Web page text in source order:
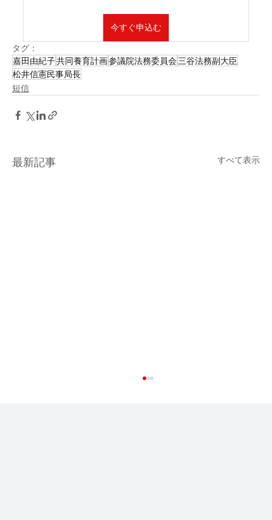
今すぐ申込む
タグ：
嘉田由紀子共同養育計画参議院法務委員会三谷法務副大臣
松井信憲民事局長
短信
最新記事 すべて表示